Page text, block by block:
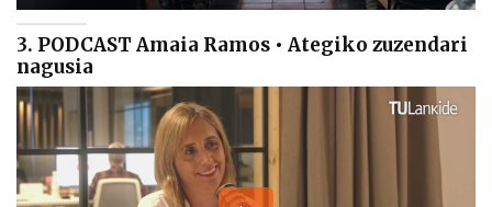
3. PODCAST Amaia Ramos • Ategiko zuzendari
nagusia